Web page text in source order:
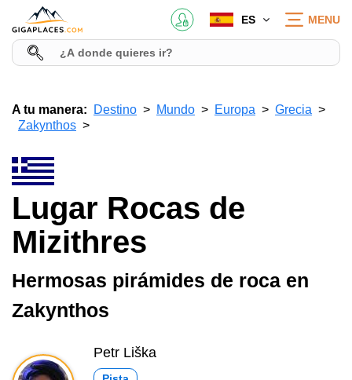
ES MENU
A tu manera: Destino Mundo Europa
Grecia
Zakynthos
Lugar Rocas de
Mizithres
Hermosas pirámides de roca en
Zakynthos
Petr Liška